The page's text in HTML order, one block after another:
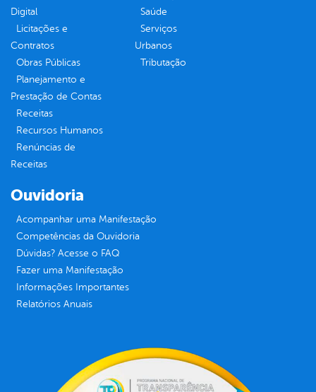
Digital
Licitações e
Contratos
Obras Públicas
Planejamento e
Prestação de Contas
Receitas
Recursos Humanos
Renúncias de
Receitas
Saúde
Serviços
Urbanos
Tributação
Ouvidoria
Acompanhar uma Manifestação
Competências da Ouvidoria
Dúvidas? Acesse o FAQ
Fazer uma Manifestação
Informações Importantes
Relatórios Anuais